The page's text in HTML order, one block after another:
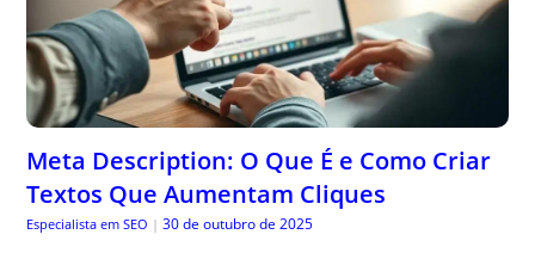
Meta Description: O Que É e Como Criar
Textos Que Aumentam Cliques
Especialista em SEO | 30 de outubro de 2025